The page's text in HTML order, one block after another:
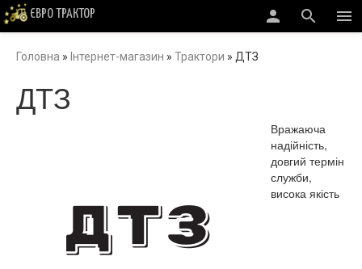
menu
search
person
ЄВРО ТРАКТОР
Головна » Інтернет-магазин » Трактори » ДТЗ
ДТЗ
Вражаюча
надійність,
довгий термін
служби,
висока якість